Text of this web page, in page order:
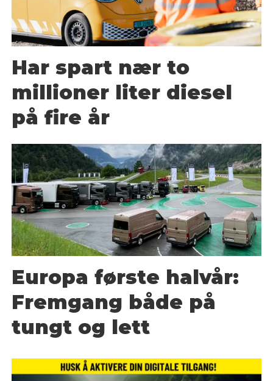
Har spart nær to
millioner liter diesel
på fire år
Europa første halvår:
Fremgang både på
tungt og lett